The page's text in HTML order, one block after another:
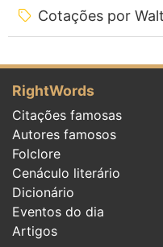
Cotações por
RightWords
Citações famosas
Autores famosos
Folclore
Cenáculo literário
Dicionário
Eventos do dia
Artigos